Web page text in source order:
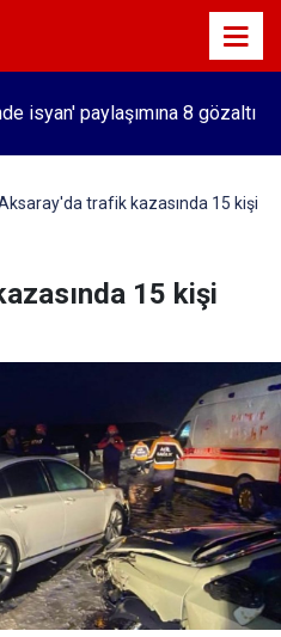
isyan' paylaşımına 8 gözaltı
trafik kazasında 15 kişi
15 kişi